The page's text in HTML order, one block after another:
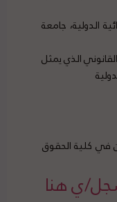
الدولية، جامعة
الذي يمثل
في كلية الحقوق
ي هنا